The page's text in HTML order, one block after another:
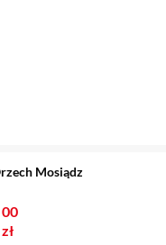
Mosiądz
499 zł
00
zł